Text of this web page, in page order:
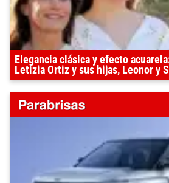
Elegancia clásica y efecto
Letizia Ortiz y sus hijas, Leonor y